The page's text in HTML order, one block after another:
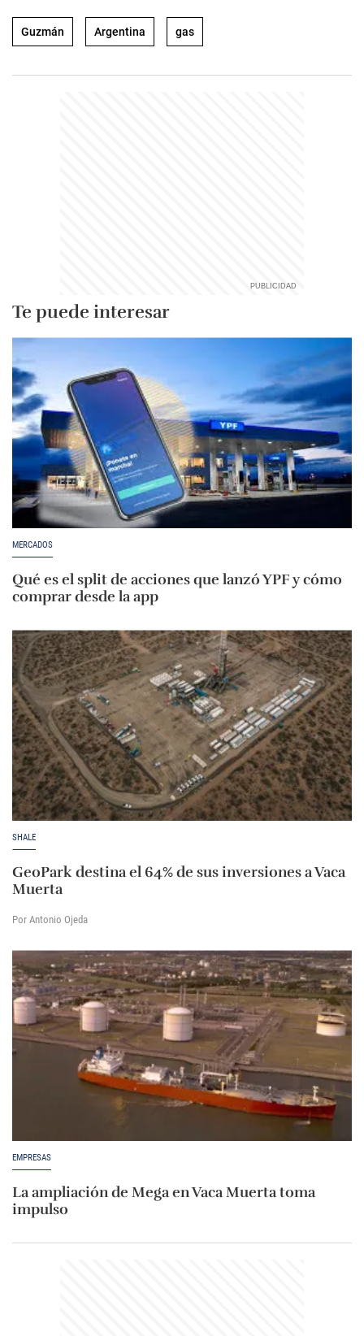
Guzmán Argentina gas
Te puede interesar
MERCADOS
Qué es el split de acciones que lanzó YPF y cómo
comprar desde la app
SHALE
GeoPark destina el 64% de sus inversiones a Vaca
Muerta
Por Antonio Ojeda
EMPRESAS
La ampliación de Mega en Vaca Muerta toma
impulso